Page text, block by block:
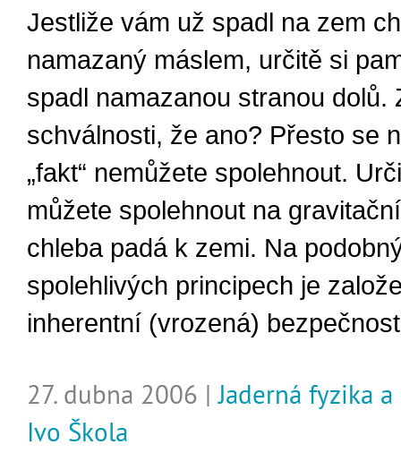
Jestliže vám už spadl na zem
namazaný máslem, určitě si
spadl namazanou stranou dolů.
schválnosti, že ano? Přesto se
„fakt“ nemůžete spolehnout.
můžete spolehnout na
chleba padá k zemi. Na
spolehlivých principech je
inherentní (vrozená)
27. dubna 2006 |Jaderná fyzika
Ivo Škola